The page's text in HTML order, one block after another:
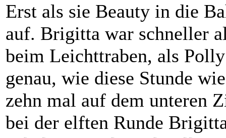
Erst als sie Beauty in die
auf. Brigitta war schneller
beim Leichttraben, als
genau, wie diese Stunde
zehn mal auf dem unteren
bei der elften Runde